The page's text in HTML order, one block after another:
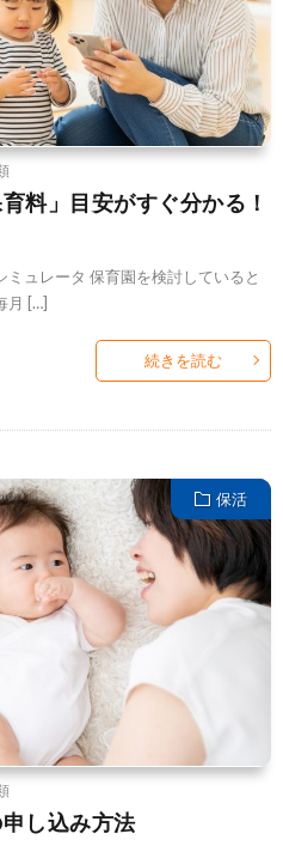
料」目安がすぐ分かる！
ュレータ 保育園を検討していると
月 […]
続きを読む
保活
し込み方法